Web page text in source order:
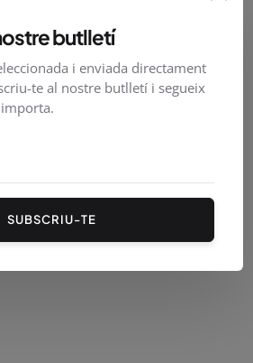
butlletí
i enviada directament
te al nostre butlletí i segueix
SUBSCRIU-TE